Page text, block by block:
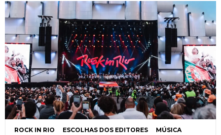
ROCK IN RIO ESCOLHAS DOS EDITORES MÚSICA